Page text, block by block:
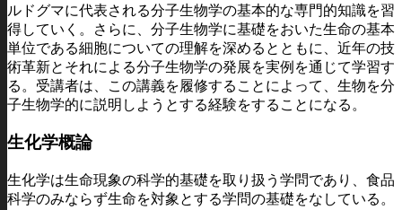
ルドグマに代表される分子生物学の基本的な専門的知識を習
得していく。さらに、分子生物学に基礎をおいた生命の基本
単位である細胞についての理解を深めるとともに、近年の技
術革新とそれによる分子生物学の発展を実例を通じて学習す
る。受講者は、この講義を履修することによって、生物を分
子生物学的に説明しようとする経験をすることになる。
生化学概論
生化学は生命現象の科学的基礎を取り扱う学問であり、食品
科学のみならず生命を対象とする学問の基礎をなしている。